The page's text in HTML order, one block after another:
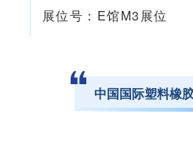
展位号：E馆M3展位
中国国际塑料橡